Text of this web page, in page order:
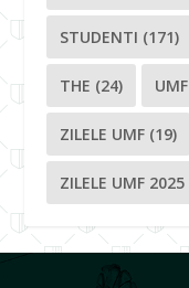
STUDENTI (171)
THE (24) UMF
ZILELE UMF (19)
ZILELE UMF 2025